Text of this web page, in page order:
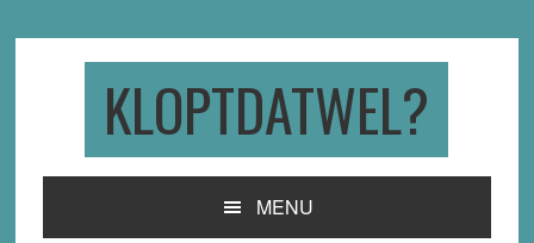
KLOPTDATWEL?
MENU